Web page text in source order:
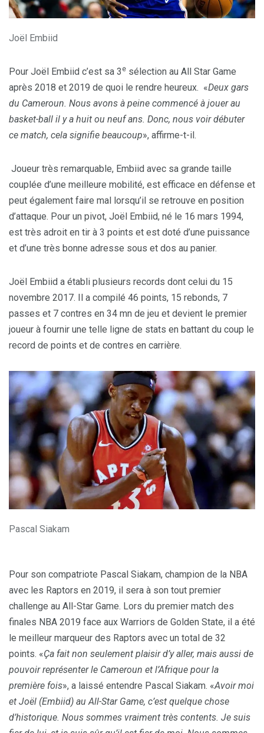
Joël Embiid
Pour Joël Embiid c’est sa 3 e sélection au All Star Game
après 2018 et 2019 de quoi le rendre heureux. «Deux gars
du Cameroun. Nous avons à peine commencé à jouer au
basket-ball il y a huit ou neuf ans. Donc, nous voir débuter
ce match, cela signifie beaucoup», affirme-t-il.
Joueur très remarquable, Embiid avec sa grande taille
couplée d’une meilleure mobilité, est efficace en défense et
peut également faire mal lorsqu’il se retrouve en position
d’attaque. Pour un pivot, Joël Embiid, né le 16 mars 1994,
est très adroit en tir à 3 points et est doté d’une puissance
et d’une très bonne adresse sous et dos au panier.
Joël Embiid a établi plusieurs records dont celui du 15
novembre 2017. Il a compilé 46 points, 15 rebonds, 7
passes et 7 contres en 34 mn de jeu et devient le premier
joueur à fournir une telle ligne de stats en battant du coup le
record de points et de contres en carrière.
Pascal Siakam
Pour son compatriote Pascal Siakam, champion de la NBA
avec les Raptors en 2019, il sera à son tout premier
challenge au All-Star Game. Lors du premier match des
finales NBA 2019 face aux Warriors de Golden State, il a été
le meilleur marqueur des Raptors avec un total de 32
points. «Ça fait non seulement plaisir d’y aller, mais aussi de
pouvoir représenter le Cameroun et l’Afrique pour la
première fois», a laissé entendre Pascal Siakam. «Avoir moi
et Joël (Embiid) au All-Star Game, c’est quelque chose
d’historique. Nous sommes vraiment très contents. Je suis